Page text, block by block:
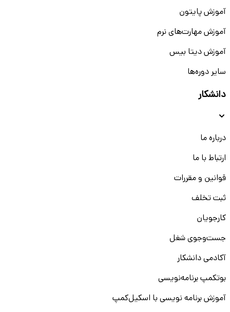
آموزش پایتون
آموزش مهارت‌های نرم
آموزش دیتا بیس
سایر دوره‌ها
دانشکار
درباره ما
ارتباط با ما
قوانین و مقررات
ثبت تخلف
کارجویان
جست‌و‌جوی شغل
آکادمی دانشکار
بوتکمپ برنامه‌نویسی
آموزش برنامه نویسی با اسکیل‌کمپ